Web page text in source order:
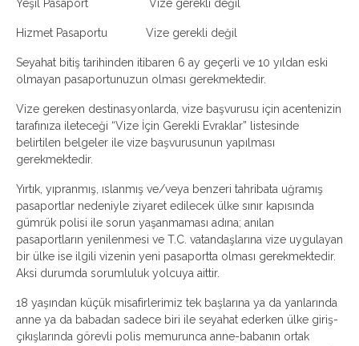
Yeşil Pasaport Vize gerekli değil
Hizmet Pasaportu Vize gerekli değil
Seyahat bitiş tarihinden itibaren 6 ay geçerli ve 10 yıldan eski
olmayan pasaportunuzun olması gerekmektedir.
Vize gereken destinasyonlarda, vize başvurusu için acentenizin
tarafınıza ileteceği “Vize İçin Gerekli Evraklar” listesinde
belirtilen belgeler ile vize başvurusunun yapılması
gerekmektedir.
Yırtık, yıpranmış, ıslanmış ve/veya benzeri tahribata uğramış
pasaportlar nedeniyle ziyaret edilecek ülke sınır kapısında
gümrük polisi ile sorun yaşanmaması adına; anılan
pasaportların yenilenmesi ve T.C. vatandaşlarına vize uygulayan
bir ülke ise ilgili vizenin yeni pasaportta olması gerekmektedir.
Aksi durumda sorumluluk yolcuya aittir.
18 yaşından küçük misafirlerimiz tek başlarına ya da yanlarında
anne ya da babadan sadece biri ile seyahat ederken ülke giriş-
çıkışlarında görevli polis memurunca anne-babanın ortak